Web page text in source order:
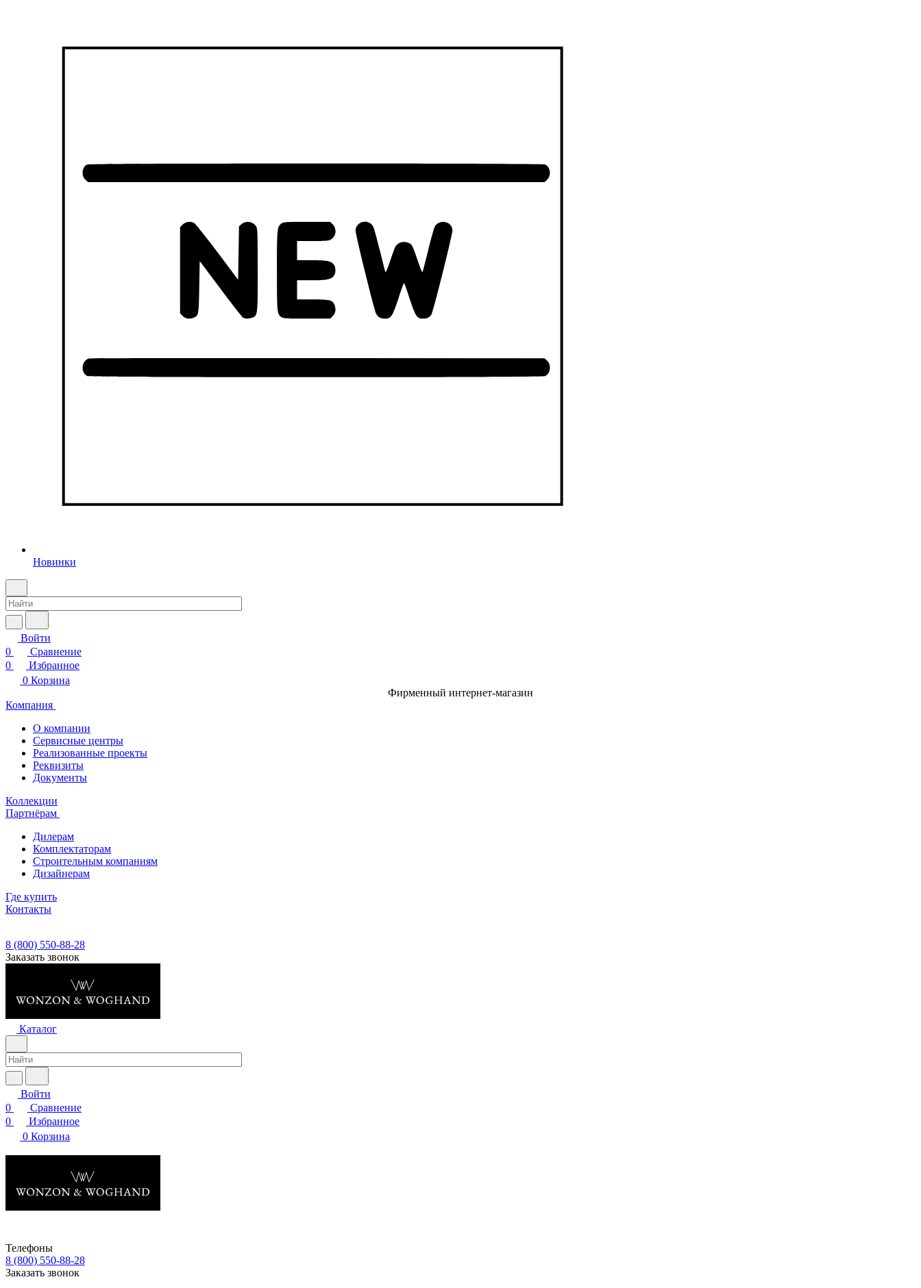
Новинки
Войти
0
Сравнение
0
Избранное
0 Корзина
Фирменный интернет-магазин
Компания
О компании
Сервисные центры
Реализованные проекты
Реквизиты
Документы
Коллекции
Партнёрам
Дилерам
Комплектаторам
Строительным компаниям
Дизайнерам
Где купить
Контакты
8 (800) 550-88-28
Заказать звонок
Каталог
Войти
0
Сравнение
0
Избранное
0 Корзина
Телефоны
8 (800) 550-88-28
Заказать звонок